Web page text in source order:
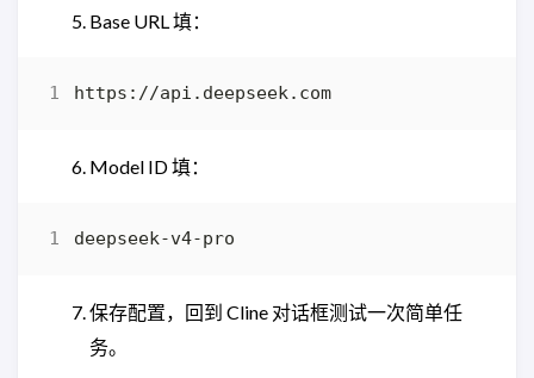
Base URL 填：
Model ID 填：
保存配置，回到 Cline 对话框测试一次简单任
务。